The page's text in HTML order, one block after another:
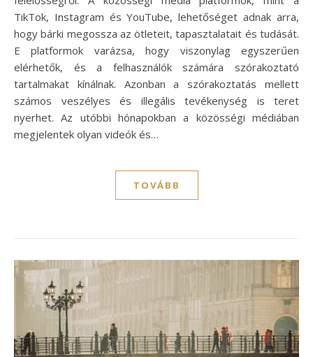
TikTok, Instagram és YouTube, lehetőséget adnak arra,
hogy bárki megossza az ötleteit, tapasztalatait és tudását.
E platformok varázsa, hogy viszonylag egyszerűen
elérhetők, és a felhasználók számára szórakoztató
tartalmakat kínálnak. Azonban a szórakoztatás mellett
számos veszélyes és illegális tevékenység is teret
nyerhet. Az utóbbi hónapokban a közösségi médiában
megjelentek olyan videók és…
TOVÁBB